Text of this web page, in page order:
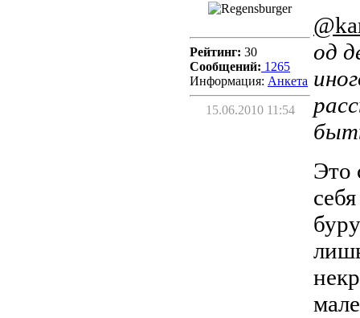
Рейтинг: 30
Сообщений: 1265
Информация: Aнкета
15.06.2010 11:54
од
Это